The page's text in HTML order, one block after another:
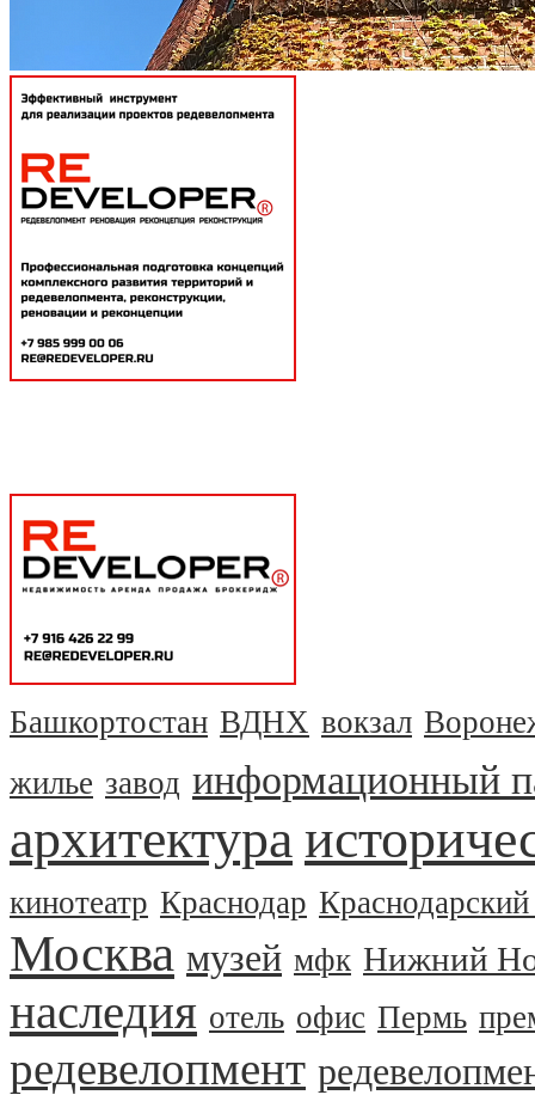
Башкортостан ВДНХ вокзал
жилье завод информационный
архитектура
кинотеатр Краснодар
Москва музей мфк Нижний
наследия отель офис Пермь
редевелопмент